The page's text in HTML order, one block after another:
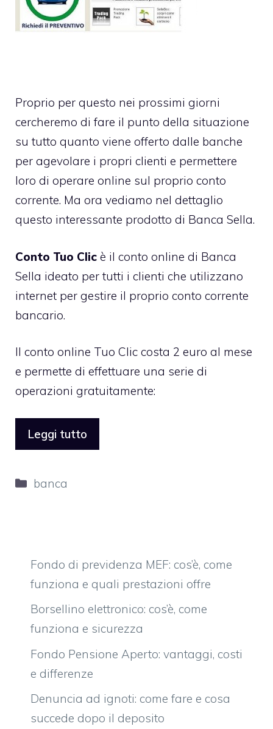
Proprio per questo nei prossimi giorni
cercheremo di fare il punto della situazione
su tutto quanto viene offerto dalle banche
per agevolare i propri clienti e permettere
loro di operare online sul proprio conto
corrente. Ma ora vediamo nel dettaglio
questo interessante prodotto di Banca Sella.
Conto Tuo Clic è il conto online di Banca
Sella ideato per tutti i clienti che utilizzano
internet per gestire il proprio conto corrente
bancario.
Il conto online Tuo Clic costa 2 euro al mese
e permette di effettuare una serie di
operazioni gratuitamente:
Leggi tutto
Categorie
banca
Fondo di previdenza MEF: cos’è, come
funziona e quali prestazioni offre
Borsellino elettronico: cos’è, come
funziona e sicurezza
Fondo Pensione Aperto: vantaggi, costi
e differenze
Denuncia ad ignoti: come fare e cosa
succede dopo il deposito